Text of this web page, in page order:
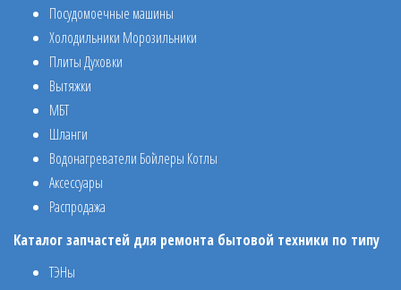
Посудомоечные машины
Холодильники Морозильники
Плиты Духовки
Вытяжки
МБТ
Шланги
Водонагреватели Бойлеры Котлы
Аксессуары
Распродажа
Каталог запчастей для ремонта бытовой техники по типу
ТЭНы